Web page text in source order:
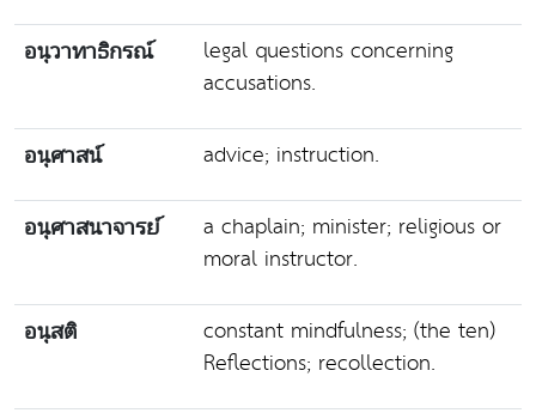
อนุวาทาธิกรณ์
legal questions concerning
accusations.
อนุศาสน์ advice; instruction.
อนุศาสนาจารย์
a chaplain; minister; religious or
moral instructor.
อนุสติ
constant mindfulness; (the ten)
Reflections; recollection.